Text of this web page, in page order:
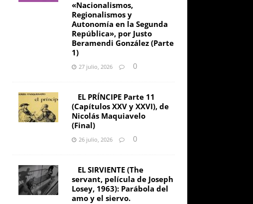
«Nacionalismos,
Regionalismos y
Autonomía en la Segunda
República», por Justo
Beramendi González (Parte
1)
27 julio, 2026 0
EL PRÍNCIPE Parte 11
(Capítulos XXV y XXVI), de
Nicolás Maquiavelo
(Final)
26 julio, 2026 0
EL SIRVIENTE (The
servant, película de Joseph
Losey, 1963): Parábola del
amo y el siervo.